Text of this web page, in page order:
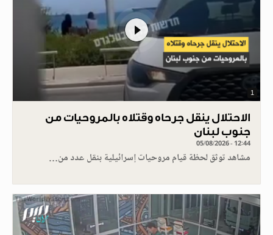
1
الاحتلال ينقل جرحاه وقتلاه بالمروحيات من
جنوب لبنان
05/08/2026 - 12:44
مشاهد توثق لحظة قيام مروحيات إسرائيلية بنقل عدد من…